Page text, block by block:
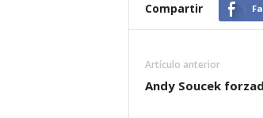
Compartir
Artículo anterior
Andy Soucek